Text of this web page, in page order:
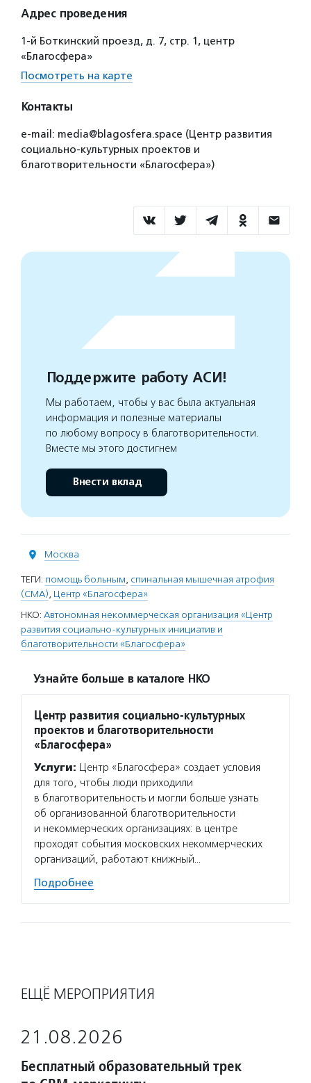
Адрес проведения
1-й Боткинский проезд, д. 7, стр. 1, центр
«Благосфера»
Посмотреть на карте
Контакты
e-mail: media@blagosfera.space (Центр развития
социально-культурных проектов и
благотворительности «Благосфера»)
Поддержите работу АСИ!
Мы работаем, чтобы у вас была актуальная
информация и полезные материалы
по любому вопросу в благотворительности.
Вместе мы этого достигнем
Внести вклад
Москва
ТЕГИ: помощь больным, спинальная мышечная атрофия
(СМА), Центр «Благосфера»
НКО: Автономная некоммерческая организация «Центр
развития социально-культурных инициатив и
благотворительности «Благосфера»
Узнайте больше в каталоге НКО
Центр развития социально-культурных
проектов и благотворительности
«Благосфера»
Услуги: Центр «Благосфера» создает условия
для того, чтобы люди приходили
в благотворительность и могли больше узнать
об организованной благотворительности
и некоммерческих организациях: в центре
проходят события московских некоммерческих
организаций, работают книжный…
Подробнее
ЕЩЁ МЕРОПРИЯТИЯ
21.08.2026
Бесплатный образовательный трек